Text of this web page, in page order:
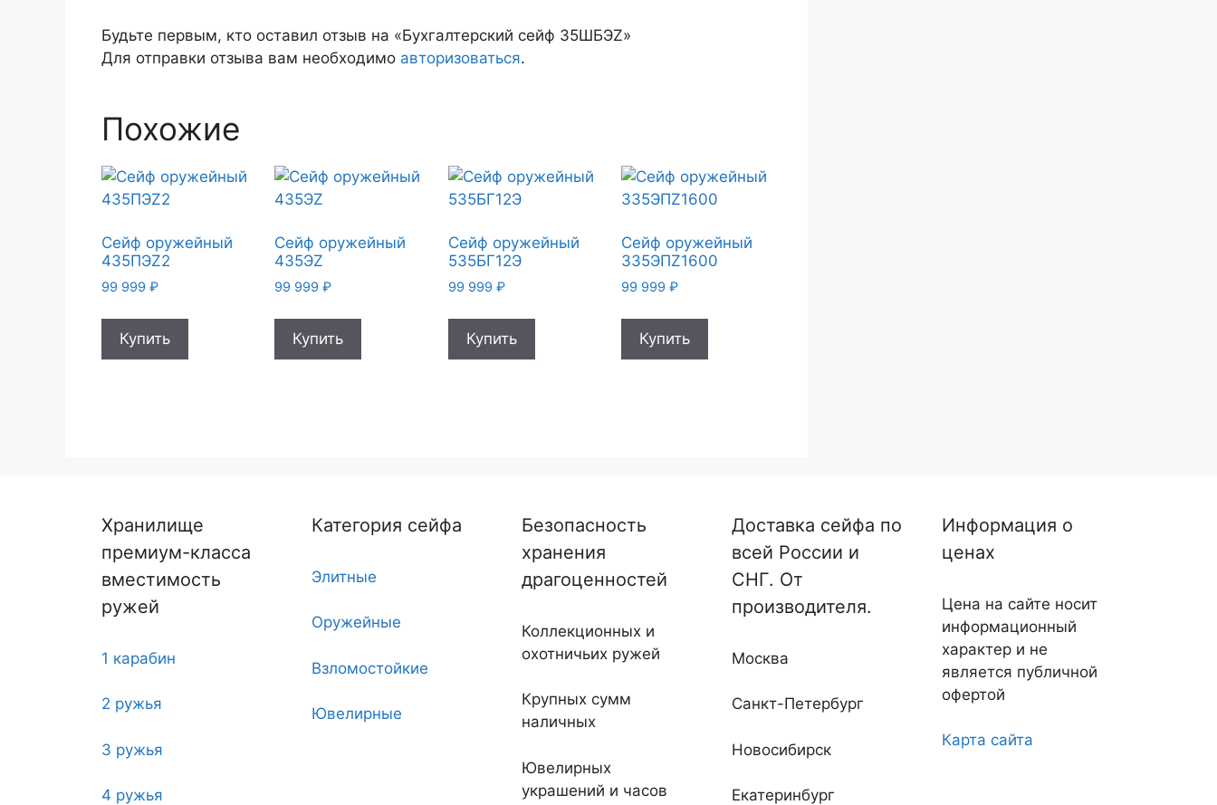
Будьте первым, кто оставил отзыв на «Бухгалтерский сейф 35ШБЭZ»
Для отправки отзыва вам необходимо авторизоваться.
Похожие
Сейф оружейный
435ПЭZ2
99 999 ₽
Купить
Сейф оружейный
435ЭZ
99 999₽
Купить
Сейф оружейный
535БГ12Э
99 999 ₽
Купить
Сейф оружейный
335ЭПZ1600
99 999 ₽
Купить
Хранилище
премиум-класса
вместимость
ружей
1 карабин
2 ружья
3 ружья
4 ружья
Категория сейфа
Элитные
Оружейные
Взломостойкие
Ювелирные
Безопасность
хранения
драгоценностей
Коллекционных и
охотничьих ружей
Крупных сумм
наличных
Ювелирных
украшений и часов
Доставка сейфа по
всей России и
СНГ. От
производителя.
Москва
Санкт-Петербург
Новосибирск
Екатеринбург
Информация о
ценах
Цена на сайте носит
информационный
характер и не
является публичной
офертой
Карта сайта